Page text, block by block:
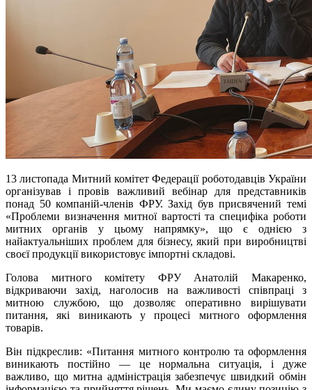
13 листопада Митний комітет Федерації роботодавців України
організував і провів важливий вебінар для представників
понад 50 компаній-членів ФРУ. Захід був присвячений темі
«Проблеми визначення митної вартості та специфіка роботи
митних органів у цьому напрямку», що є однією з
найактуальніших проблем для бізнесу, який при виробництві
своєї продукції використовує імпортні складові.
Голова митного комітету ФРУ Анатолій Макаренко,
відкриваючи захід, наголосив на важливості співпраці з
митною службою, що дозволяє оперативно вирішувати
питання, які виникають у процесі митного оформлення
товарів.
Він підкреслив: «Питання митного контролю та оформлення
виникають постійно — це нормальна ситуація, і дуже
важливо, що митна адміністрація забезпечує швидкий обмін